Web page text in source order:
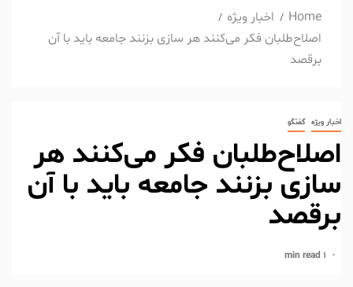
Home
اخبار ویژه
اصلاح‌طلبان فکر می‌کنند هر سازی بزنند جامعه باید با آن
برقصد
اخبار ویژه گفتگو
اصلاح‌طلبان فکر می‌کنند هر
سازی بزنند جامعه باید با آن
برقصد
1 min read